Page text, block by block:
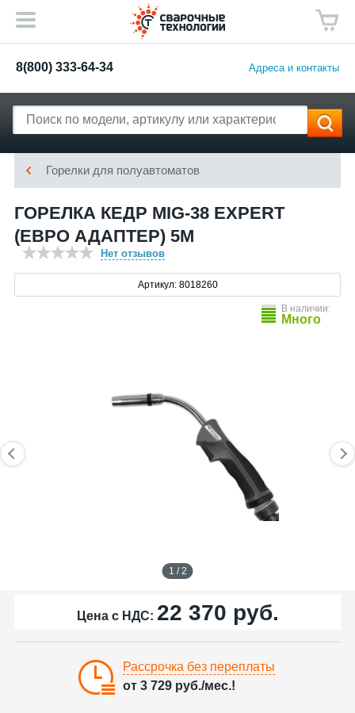
8(800) 333-64-34 Адреса и контакты
Горелки для полуавтоматов
ГОРЕЛКА КЕДР MIG-38 EXPERT
(ЕВРО АДАПТЕР) 5М
Нет отзывов
Артикул: 8018260
В наличии:
Много
1 / 2
Цена с НДС: 22 370 руб.
Рассрочка без переплаты
от 3 729 руб./мес.!